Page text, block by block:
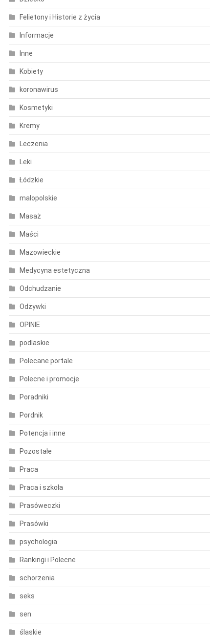
Felietony i Historie z życia
Informacje
Inne
Kobiety
koronawirus
Kosmetyki
Kremy
Leczenia
Leki
Łódzkie
malopolskie
Masaż
Maści
Mazowieckie
Medycyna estetyczna
Odchudzanie
Odżywki
OPINIE
podlaskie
Polecane portale
Polecne i promocje
Poradniki
Pordnik
Potencja i inne
Pozostałe
Praca
Praca i szkoła
Prasóweczki
Prasówki
psychologia
Rankingi i Polecne
schorzenia
seks
sen
ślaskie